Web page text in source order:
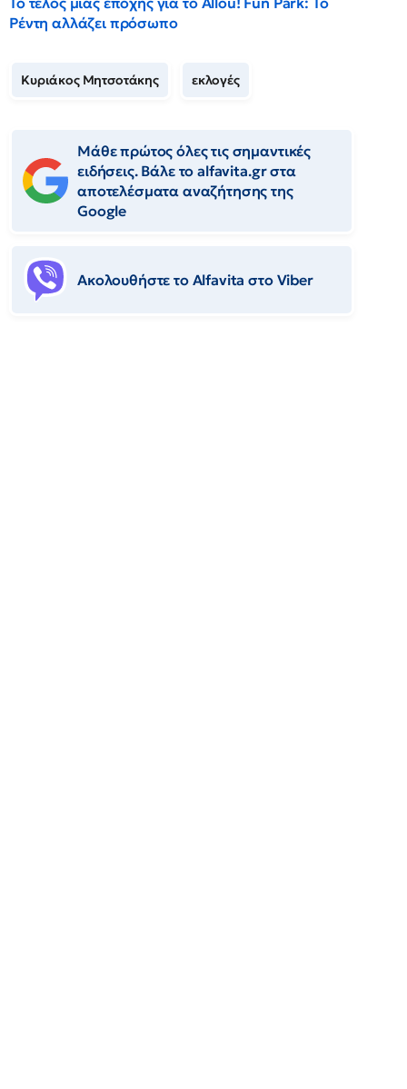
Ρέντη αλλάζει πρόσωπο
Κυριάκος Μητσοτάκης εκλογές
Μάθε πρώτος όλες τις σημαντικές
ειδήσεις. Βάλε το alfavita.gr στα
αποτελέσματα αναζήτησης της
Google
Ακολουθήστε το Αlfavita στο Viber